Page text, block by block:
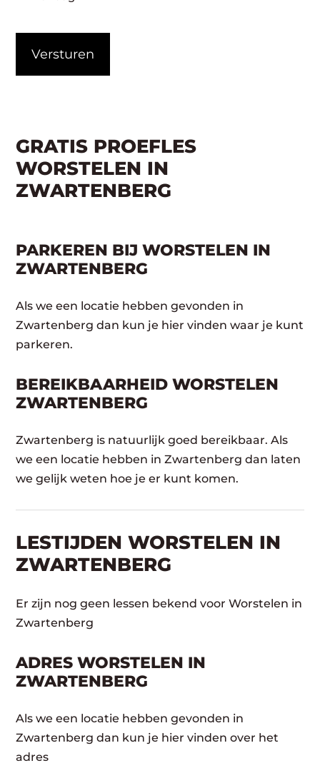
GRATIS PROEFLES
WORSTELEN IN
ZWARTENBERG
PARKEREN BIJ WORSTELEN IN
ZWARTENBERG
Als we een locatie hebben gevonden in
Zwartenberg dan kun je hier vinden waar je kunt
parkeren.
BEREIKBAARHEID WORSTELEN
ZWARTENBERG
Zwartenberg is natuurlijk goed bereikbaar. Als
we een locatie hebben in Zwartenberg dan laten
we gelijk weten hoe je er kunt komen.
LESTIJDEN WORSTELEN IN
ZWARTENBERG
Er zijn nog geen lessen bekend voor Worstelen in
Zwartenberg
ADRES WORSTELEN IN
ZWARTENBERG
Als we een locatie hebben gevonden in
Zwartenberg dan kun je hier vinden over het
adres